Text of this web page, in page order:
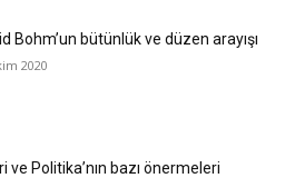
Bohm’un bütünlük ve düzen arayışı
2020
ve Politika’nın bazı önermeleri